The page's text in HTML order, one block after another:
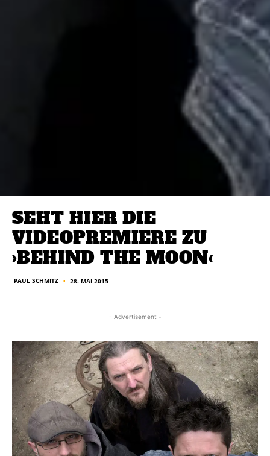
SEHT HIER DIE
VIDEOPREMIERE ZU
›BEHIND THE MOON‹
PAUL SCHMITZ ■ 28. MAI 2015
- Advertisement -